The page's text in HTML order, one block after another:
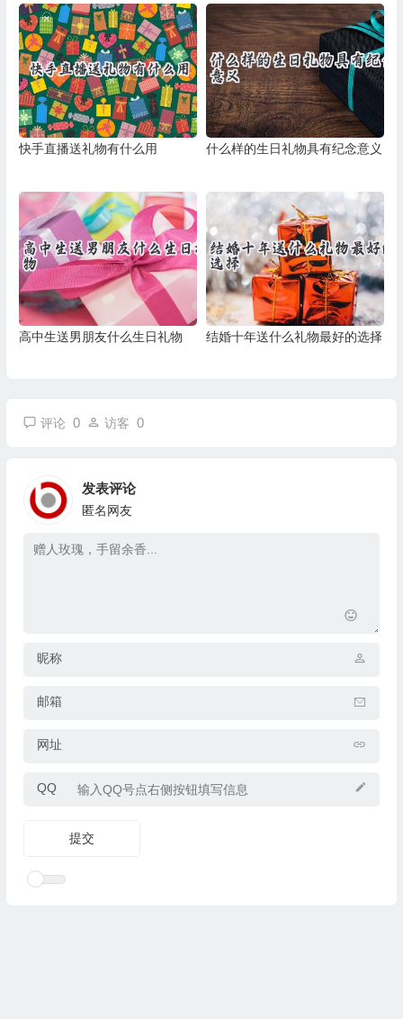
快手直播送礼物有什么用 什么样的生日礼物具有纪念意义
高中生送男朋友什么生日礼物 结婚十年送什么礼物最好的选择
评论 0 访客 0
发表评论
匿名网友
昵称
邮箱
网址
QQ